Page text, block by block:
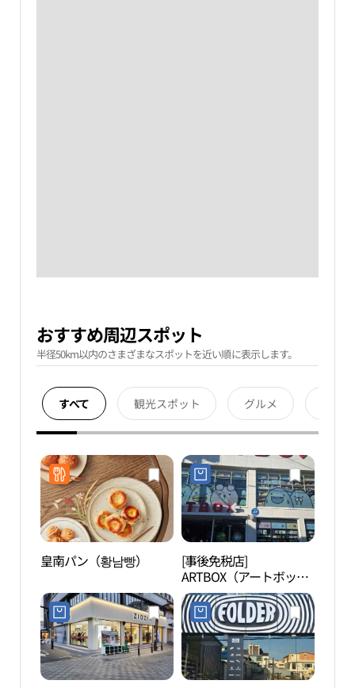
おすすめ周辺スポット
半径50km以内のさまざまなスポットを近い順に表示します。
すべて 観光スポット グルメ
皇南パン（황남빵）
[事後免税店]
ARTBOX（アートボック
ス）・キョンジュ（慶
州）店(아트박스 경주점)